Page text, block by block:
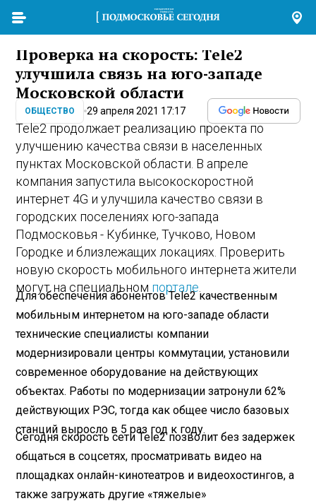
Проверка на скорость: Tele2
улучшила связь на юго-западе
Московской области
ОБЩЕСТВО 29 апреля 2021 17:17
Tele2 продолжает реализацию проекта по
улучшению качества связи в населенных
пунктах Московской области. В апреле
компания запустила высокоскоростной
интернет 4G и улучшила качество связи в
городских поселениях юго-запада
Подмосковья - Кубинке, Тучково, Новом
Городке и близлежащих локациях. Проверить
новую скорость мобильного интернета жители
могут на специальном портале
Для обеспечения абонентов Tele2 качественным
мобильным интернетом на юго-западе области
технические специалисты компании
модернизировали центры коммутации, установили
современное оборудование на действующих
объектах. Работы по модернизации затронули 62%
действующих РЭС, тогда как общее число базовых
станций выросло в 5 раз год к году.
Сегодня скорость сети Tele2 позволит без задержек
общаться в соцсетях, просматривать видео на
площадках онлайн-кинотеатров и видеохостингов, а
также загружать другие «тяжелые»